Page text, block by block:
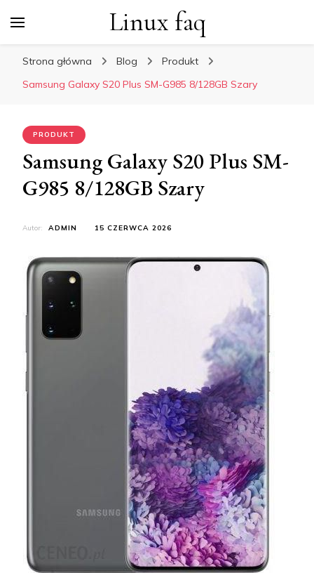
Linux faq
Strona główna Blog
Produkt
Samsung Galaxy S20 Plus SM-G985 8/128GB Szary
PRODUKT
Samsung Galaxy S20 Plus SM-
G985 8/128GB Szary
Autor: ADMIN 15 CZERWCA 2026